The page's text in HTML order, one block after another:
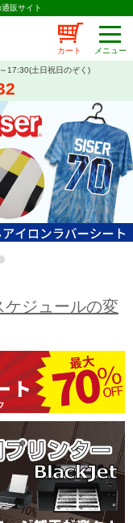
販サイト
カート
17:30(土日祝日のぞく)
ケジュールの変